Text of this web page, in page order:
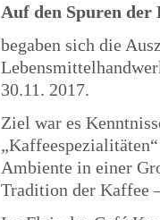
Auf den Spuren
begaben sich die
30.11. 2017.
Ziel war es
Ambiente in einer
Tradition der Kaffee